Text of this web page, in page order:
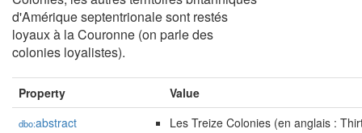
d'Amérique septentrionale sont restés
loyaux à la Couronne (on parle des
colonies loyalistes).
Property Value
dbo:abstract
Les Treize Colonies (en anglais :